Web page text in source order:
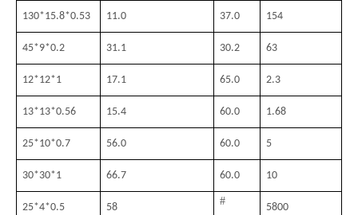
130*15.8*0.53 11.0 37.0 154
45*9*0.2 31.1 30.2 63
12*12*1 17.1 65.0 2.3
13*13*0.56 15.4 60.0 1.68
25*10*0.7 56.0 60.0 5
30*30*1 66.7 60.0 10
25*4*0.5 58
#
5800